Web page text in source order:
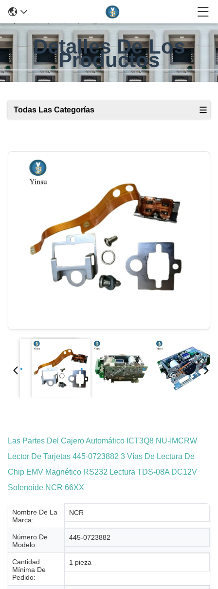
Detalles De Los
Productos
Todas Las Categorías
Las Partes Del Cajero Automático ICT3Q8 NU-IMCRW
Lector De Tarjetas 445-0723882 3 Vías De Lectura De
Chip EMV Magnético RS232 Lectura TDS-08A DC12V
Solenoide NCR 66XX
Nombre De La
Marca:
NCR
Número De
Modelo:
445-0723882
Cantidad
Mínima De
Pedido:
1 pieza